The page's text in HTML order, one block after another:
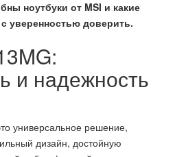
ноутбуки от MSI и какие
уверенностью доверить.
и надежность
универсальное решение,
дизайн, достойную